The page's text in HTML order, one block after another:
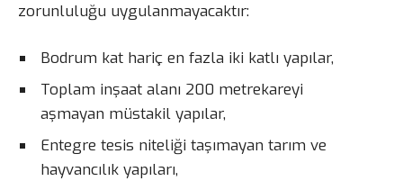
zorunluluğu uygulanmayacaktır:
Bodrum kat hariç en fazla iki katlı yapılar,
Toplam inşaat alanı 200 metrekareyi
aşmayan müstakil yapılar,
Entegre tesis niteliği taşımayan tarım ve
hayvancılık yapıları,